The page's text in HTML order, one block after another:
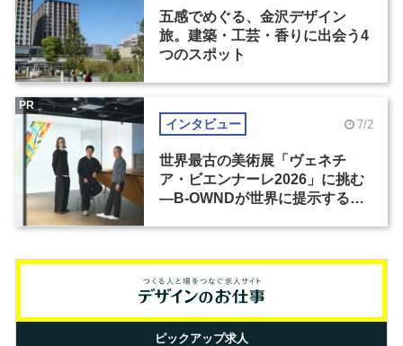
五感でめぐる、金沢デザイン
旅。建築・工芸・香りに出会う4
つのスポット
インタビュー 7/2
世界最古の美術展「ヴェネチ
ア・ビエンナーレ2026」に挑む
―B-OWNDが世界に提示する美
PR
ピックアップ求人